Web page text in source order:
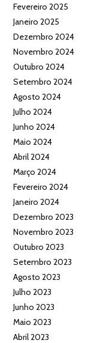
Fevereiro 2025
Janeiro 2025
Dezembro 2024
Novembro 2024
Outubro 2024
Setembro 2024
Agosto 2024
Julho 2024
Junho 2024
Maio 2024
Abril 2024
Março 2024
Fevereiro 2024
Janeiro 2024
Dezembro 2023
Novembro 2023
Outubro 2023
Setembro 2023
Agosto 2023
Julho 2023
Junho 2023
Maio 2023
Abril 2023